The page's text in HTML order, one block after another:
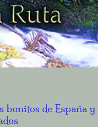
bonitos de España y